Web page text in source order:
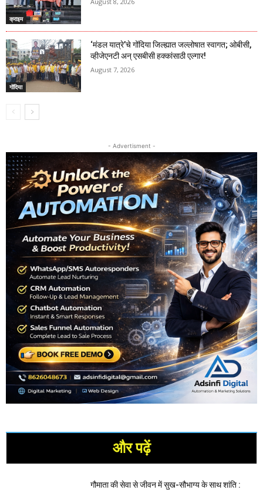
क्राइम
गोंदिया
‘मंडल यात्रे’चे गोंदिया जिल्ह्यात जल्लोषात स्वागत; ओबीसी,
व्हीजेएनटी अन् एसबीसी हक्कांसाठी एल्गार!
August 7, 2026
- Advertisment -
और पढ़ें
गौमाता की सेवा से जीवन में सुख-सौभाग्य के साथ शांति :